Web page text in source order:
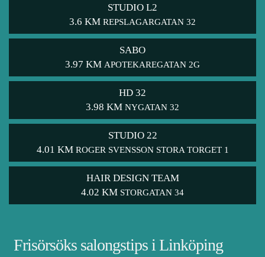
STUDIO L2
3.6 KM REPSLAGARGATAN 32
SABO
3.97 KM APOTEKAREGATAN 2G
HD 32
3.98 KM NYGATAN 32
STUDIO 22
4.01 KM ROGER SVENSSON STORA TORGET 1
HAIR DESIGN TEAM
4.02 KM STORGATAN 34
Frisörsöks salongstips i Linköping